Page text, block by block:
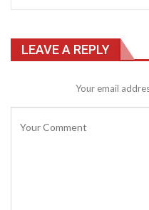
LEAVE A REPLY
Your email